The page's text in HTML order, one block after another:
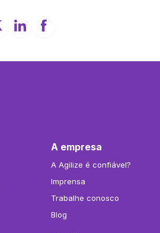
A empresa
A Agilize é confiável?
Imprensa
Trabalhe conosco
Blog